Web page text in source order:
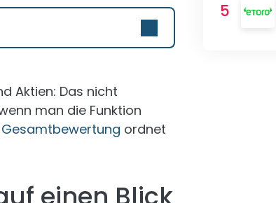
Aktien: Das nicht
man die Funktion
ordnet
5